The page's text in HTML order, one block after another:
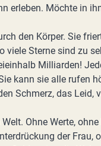
erleben. Möchte in
den Körper. Sie
viele Sterne sind zu
Milliarden!
kann sie alle rufen
Schmerz, das Leid,
Ohne Werte,
der Frau,